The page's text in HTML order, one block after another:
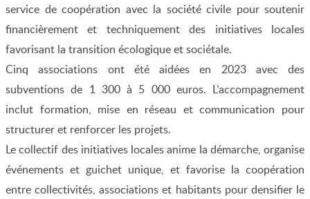
service de coopération avec la société civile pour soutenir
financièrement et techniquement des initiatives locales
favorisant la transition écologique et sociétale.
Cinq associations ont été aidées en 2023 avec des
subventions de 1 300 à 5 000 euros. L’accompagnement
inclut formation, mise en réseau et communication pour
structurer et renforcer les projets.
Le collectif des initiatives locales anime la démarche, organise
événements et guichet unique, et favorise la coopération
entre collectivités, associations et habitants pour densifier le